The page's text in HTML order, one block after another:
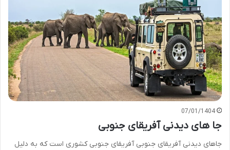
07/01/1404
جا های دیدنی آفریقای جنوبی
جا‌های دیدنی آفریقای جنوبی آفریقای جنوبی کشوری است که به دلیل